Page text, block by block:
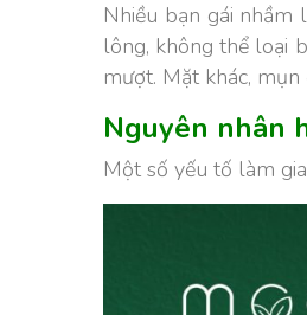
Nhiều bạn gái nhầm
lông, không thể loại
mượt. Mặt khác,
Nguyên nhân
Một số yếu tố làm